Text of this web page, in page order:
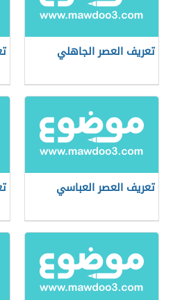
تعريف العصر الجاهلي
تعريف العصر العباسي